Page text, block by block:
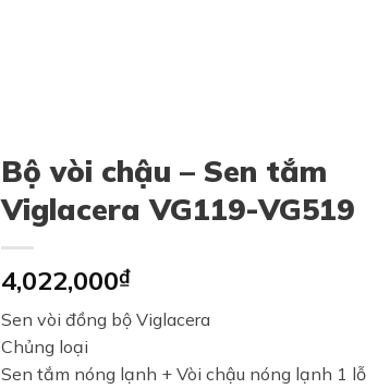
Bộ vòi chậu – Sen tắm
Viglacera VG119-VG519
4,022,000₫
Sen vòi đồng bộ Viglacera
Chủng loại
Sen tắm nóng lạnh + Vòi chậu nóng lạnh 1 lỗ